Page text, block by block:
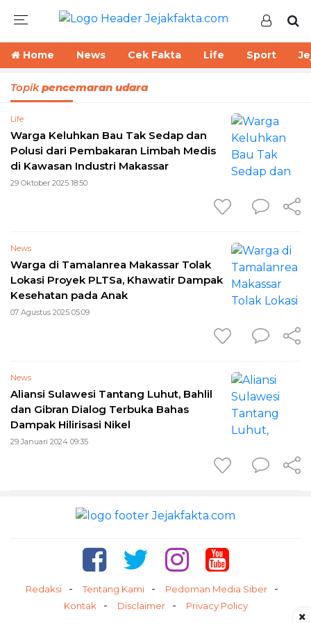
Home News Cek Fakta Life Sport
Topikpencemaran udara
Life
Warga Keluhkan Bau Tak Sedap dan
Polusi dari Pembakaran Limbah Medis
di Kawasan Industri Makassar
29 Oktober 2025 18:50
News
Warga di Tamalanrea Makassar Tolak
Lokasi Proyek PLTSa, Khawatir Dampak
Kesehatan pada Anak
07 Agustus 2025 05:09
News
Aliansi Sulawesi Tantang Luhut, Bahlil
dan Gibran Dialog Terbuka Bahas
Dampak Hilirisasi Nikel
29 Januari 2024 09:35
Redaksi Tentang Kami
Pedoman Media Siber
Kontak
Disclaimer Privacy Policy
×